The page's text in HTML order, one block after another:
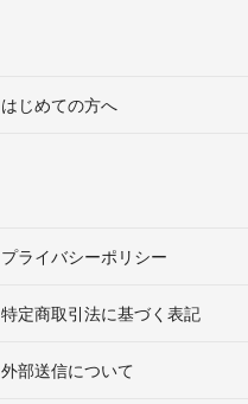
はじめての方へ
プライバシーポリシー
特定商取引法に基づく表記
外部送信について